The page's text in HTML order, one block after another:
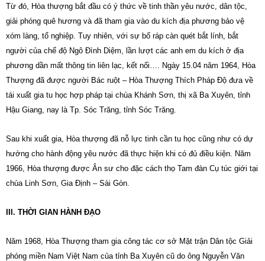
Từ đó, Hòa thượng bắt đầu có ý thức về tinh thần yêu nước, dân tộc,
giải phóng quê hương và đã tham gia vào du kích địa phương bảo vệ
xóm làng, tổ nghiệp. Tuy nhiên, với sự bố ráp càn quét bắt lính, bắt
người của chế độ Ngô Đình Diệm, lần lượt các anh em du kích ở địa
phương dần mất thông tin liên lạc, kết nối…. Ngày 15.04 năm 1964, Hòa
Thượng đã được người Bác ruột – Hòa Thượng Thích Pháp Độ đưa về
tái xuất gia tu học hợp pháp tại chùa Khánh Sơn, thị xã Ba Xuyên, tỉnh
Hậu Giang, nay là Tp. Sóc Trăng, tỉnh Sóc Trăng.
Sau khi xuất gia, Hòa thượng đã nỗ lực tinh cần tu học cũng như có dự
hướng cho hành động yêu nước đã thực hiện khi có đủ điều kiện. Năm
1966, Hòa thượng được Ân sư cho đặc cách thọ Tam đàn Cụ túc giới tại
chùa Linh Sơn, Gia Định – Sài Gòn.
III. THỜI GIAN HÀNH ĐẠO
Năm 1968, Hòa Thượng tham gia công tác cơ sở Mặt trận Dân tộc Giải
phóng miền Nam Việt Nam của tỉnh Ba Xuyên cũ do ông Nguyễn Văn